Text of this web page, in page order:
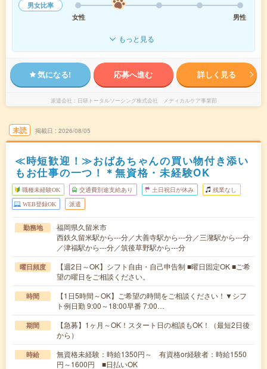
男女比率
女性
男性
もっと見る
気になる! 応募へ進む 詳しく見る
派遣会社 日研トータルソーシング株式会社 メディカルケア事業部
未読 掲載日 2026/08/05
≪時短歓迎！≫おばあちゃんの買い物付き添い
もお仕事の一つ！＊無資格・未経験OK
職種未経験OK 交通費別途支給あり 土日祝日が休み 残業なし
WEB登録OK 派遣
勤務地
福岡県久留米市
西鉄久留米駅から---分／大善寺駅から---分／三潴駅から---分
／津福駅から---分／筑後草野駅から---分
曜日頻度
【週2日～OK】シフト自由・自己申告制 ■曜日固定OK ■ご希
望の曜日をご相談ください。
時間
【1日5時間～OK】ご希望の時間をご相談ください！▼シフ
ト例日勤 9:00～18:00早番 7:00…
期間
【急募】1ヶ月～OK！スタート日の相談もOK！（最短2日後
から）
時給
無資格未経験：時給1350円～ 有資格or経験者：時給1550
円～1600円 ■日払いOK